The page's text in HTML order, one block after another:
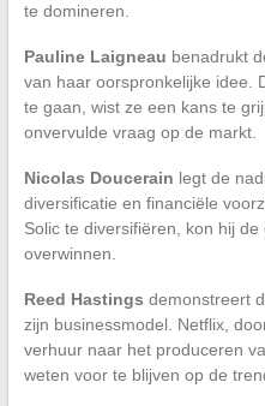
te domineren.
Pauline Laigneau benadrukt
van haar oorspronkelijke idee.
te gaan, wist ze een kans te
onvervulde vraag op de markt.
Nicolas Doucerain legt de
diversificatie en financiële
Solic te diversifiëren, kon hij
overwinnen.
Reed Hastings demonstreert
zijn businessmodel. Netflix,
verhuur naar het produceren
weten voor te blijven op de